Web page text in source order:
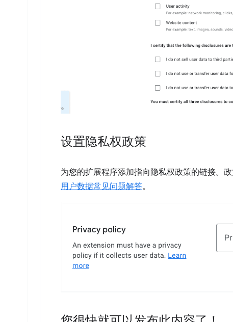
设置隐私权政策
为您的扩展程序添加指向隐私权政策的链接。
用户数据常见问题解答。